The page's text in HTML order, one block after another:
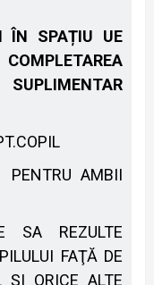
ÎN SPAȚIU UE
PENTRU AMBII
SA REZULTE
FAŢĂ DE
ŞI ORICE ALTE